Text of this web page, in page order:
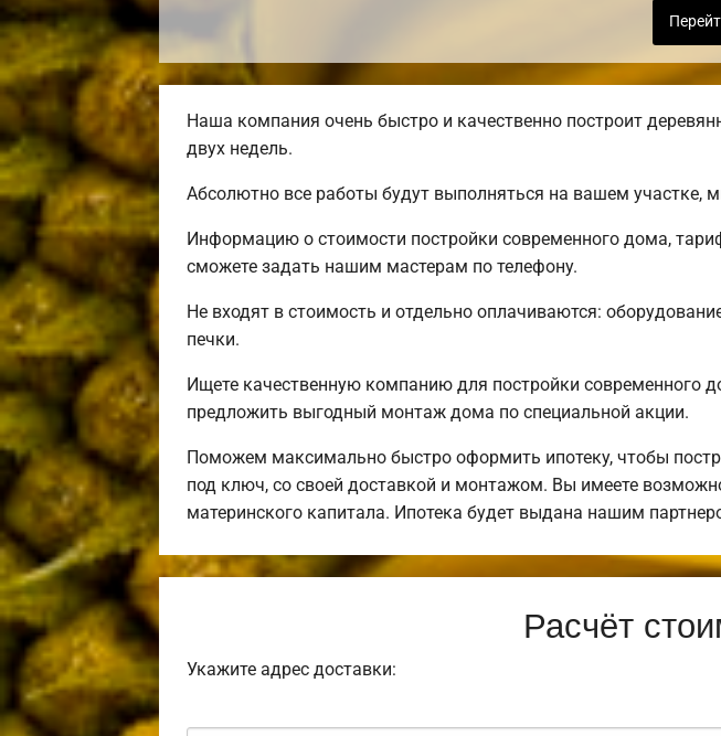
Наша компания очень быстро и качественно построит
двух недель.
Абсолютно все работы будут выполняться на вашем
Информацию о стоимости постройки современного дома,
сможете задать нашим мастерам по телефону.
Не входят в стоимость и отдельно оплачиваются:
печки.
Ищете качественную компанию для постройки современного
предложить выгодный монтаж дома по специальной акции.
Поможем максимально быстро оформить ипотеку, чтобы
под ключ, со своей доставкой и монтажом. Вы имеете
материнского капитала. Ипотека будет выдана нашим
Расчёт
Укажите адрес доставки: